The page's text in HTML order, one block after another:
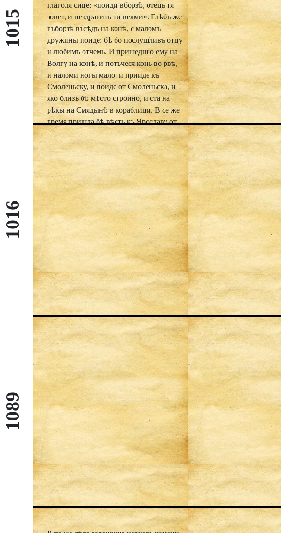
1015
глаголя сице: «поиди вборзѣ, отець тя
зовет, и нездравить ти велми». Глѣбъ же
въборзѣ въсѣдъ на конѣ, с маломъ
дружины поиде: бѣ бо послушливъ отцу
и любимъ отчемь. И пришедшю ему на
Волгу на конѣ, и потъчеся конь во рвѣ,
и наломи ногы мало; и прииде къ
Смоленьску, и поиде от Смоленьска, и
яко близъ бѣ мѣсто строино, и ста на
рѣкы на Смядынѣ в кораблици. В се же
время пришла бѣ вѣсть къ Ярославу от
Передславы о отни смерти, и посла
Ярославъ къ Глѣбу, глаголя: «отець ти
умерлъ. а брат ти убиенъ от
Святополка». Се слышавъ Глѣбъ, възьпи
съ слезами, плачася по отци, паче же и о
братѣ, и нача молитися съ слезами,
глаголя: «увы мнѣ, господи, луче бы ми
умрети съ братомъ, нежели жити на
свѣтѣ семъ прелестьнѣмъ. Аще бо быхъ,
драгыи мои брате, видѣлъ бы есмь лице
твое аггельское, то и селика постиже мя;
уне ми бѣ с тобою умрети, господине
мои; нынѣ же азъ что сътворю,
умиленныи и очюжденныи от твоея
доброты и от отца моего многыя
доброты. О, честнѣишии мои господине
и драгыи брате, аще еси деръзновение
получилъ у господа, моли о моемъ
унынии, дабы и азъ сподобленъ былъ ту
же страсть прияти и с тобою жити, неже
въ свѣтѣ семъ прелестьнѣмъ». И сице
ему стенющю и плачющю и
въздыхающю, слезами омачающю, и
часто бога призывающе, приспѣша
внезапу, послании от Святополка злыя
слугы. Святыи же шедши въ кораблецѣ,
и срѣтоша усть рѣкы Смядынѣ; тогда
оканныи оступиша в корабли. Поваръ
же Глѣбовъ, именемь Торчинъ, иземь
ножь, зарѣза Глѣба вборзѣ, яко агня
незлобиво, мѣсяца септября въ 5 день; и
принесеся жерътва чиста, и възиде на
небесныя обители къ господу, и узри
желаемаго си брата, и въсприяста вѣнца
нетлѣнныя. Оканныи же убиица
1016
1089